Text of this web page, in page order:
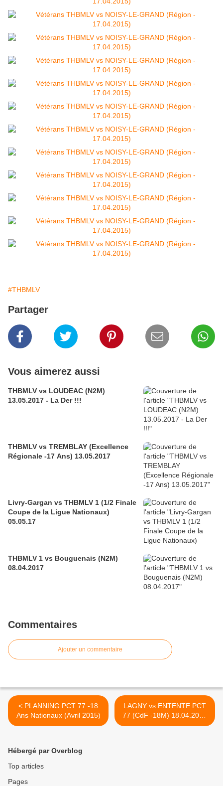
#THBMLV
Partager
Vous aimerez aussi
THBMLV vs LOUDEAC (N2M)
13.05.2017 - La Der !!!
THBMLV vs TREMBLAY (Excellence
Régionale -17 Ans) 13.05.2017
Livry-Gargan vs THBMLV 1 (1/2 Finale
Coupe de la Ligue Nationaux)
05.05.17
THBMLV 1 vs Bouguenais (N2M)
08.04.2017
Commentaires
Ajouter un commentaire
< PLANNING PCT 77 -18
Ans Nationaux (Avril 2015)
LAGNY vs ENTENTE PCT
77 (CdF -18M) 18.04.2015
>
Hébergé par Overblog
Top articles
Pages